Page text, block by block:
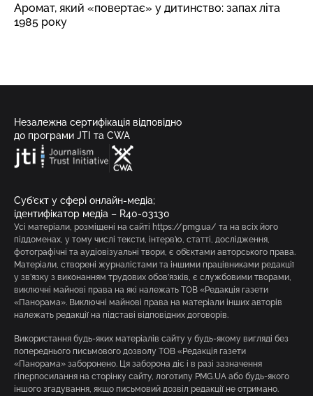
Аромат, який «повертає» у дитинство: запах літа
1985 року
Незалежна сертифікація відповідно
до програми JTI та CWA
Суб’єкт у сфері онлайн-медіа;
ідентифікатор медіа – R40-03130
Усі матеріали, розміщені на сайті https://pmg.ua/ та на всіх його
піддоменах, у тому числі тексти, інтерв’ю, статті, дослідження,
фотографічні та аудіовізуальні твори, є об’єктами авторського права.
Матеріали, створені журналістами та іншими працівниками редакції
у зв’язку з виконанням трудових обов’язків, є службовими творами,
виключні майнові права на які належать ТОВ «Редакція газети
«Панорама». Виключні майнові права на матеріали інших авторів
належать редакції на підставі відповідних договорів.
Використання будь-яких матеріалів сайту у будь-якому вигляді без
попереднього письмового дозволу ТОВ «Редакція газети
«Панорама» заборонено. Ця заборона діє і в разі зазначення
гіперпосилання на сторінку сайту, логотипу PMG.UA або будь-якого
іншого згадування, якщо письмовий дозвіл редакції не отримано.